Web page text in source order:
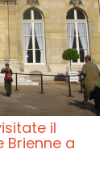
il
Brienne a